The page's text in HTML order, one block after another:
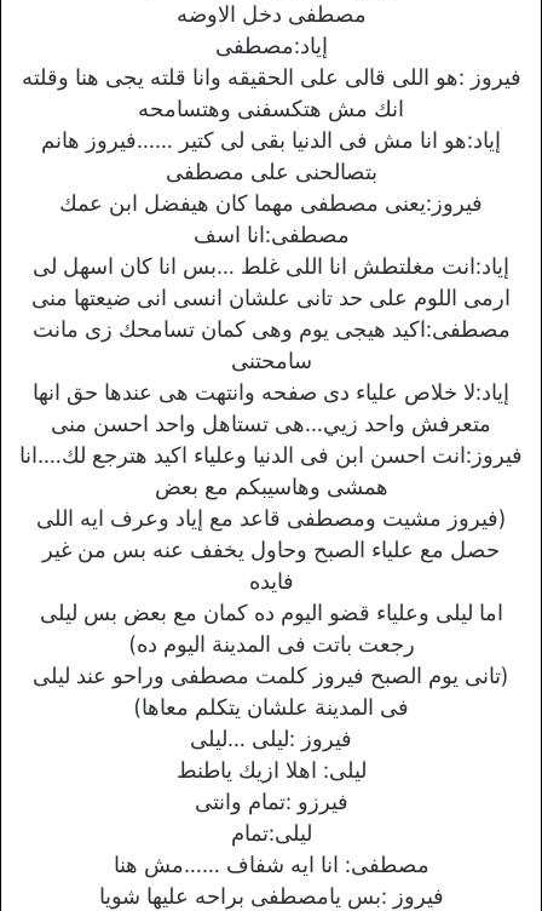
مصطفى دخل الاوضه
إياد:مصطفى
فيروز :هو اللى قالى على الحقيقه وانا قلته يجى هنا وقلته
انك مش هتكسفنى وهتسامحه
إياد:هو انا مش فى الدنيا بقى لى كتير ……فيروز هانم
بتصالحنى على مصطفى
فيروز:يعنى مصطفى مهما كان هيفضل ابن عمك
مصطفى:انا اسف
إياد:انت مغلتطش انا اللى غلط …بس انا كان اسهل لى
ارمى اللوم على حد تانى علشان انسى انى ضيعتها منى
مصطفى:اكيد هيجى يوم وهى كمان تسامحك زى مانت
سامحتنى
إياد:لا خلاص علياء دى صفحه وانتهت هى عندها حق انها
متعرفش واحد زيي…هى تستاهل واحد احسن منى
فيروز:انت احسن ابن فى الدنيا وعلياء اكيد هترجع لك….انا
همشى وهاسيبكم مع بعض
(فيروز مشيت ومصطفى قاعد مع إياد وعرف ايه اللى
حصل مع علياء الصبح وحاول يخفف عنه بس من غير
فايده
اما ليلى وعلياء قضو اليوم ده كمان مع بعض بس ليلى
رجعت باتت فى المدينة اليوم ده)
(تانى يوم الصبح فيروز كلمت مصطفى وراحو عند ليلى
فى المدينة علشان يتكلم معاها)
فيروز :ليلى …ليلى
ليلى: اهلا ازيك ياطنط
فيرزو :تمام وانتى
ليلى:تمام
مصطفى: انا ايه شفاف ……مش هنا
فيروز :بس يامصطفى براحه عليها شويا